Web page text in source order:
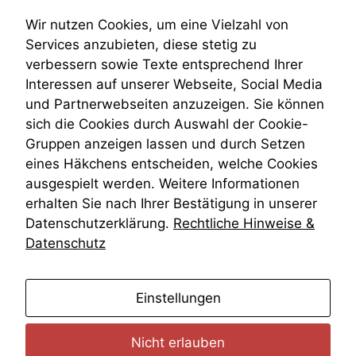
Teilungsklage
Venezuela
VRK
Wiederherstellungsanordnung
Zivilprozessordnung
ZPO
Zustellfiktion
Zuständigkeit
Öffentliches Personalrecht
Öffentlichkeitsprinzip
Wir nutzen Cookies, um eine Vielzahl von
Services anzubieten, diese stetig zu
verbessern sowie Texte entsprechend Ihrer
Interessen auf unserer Webseite, Social Media
und Partnerwebseiten anzuzeigen. Sie können
sich die Cookies durch Auswahl der Cookie-
Gruppen anzeigen lassen und durch Setzen
eines Häkchens entscheiden, welche Cookies
ausgespielt werden. Weitere Informationen
erhalten Sie nach Ihrer Bestätigung in unserer
Datenschutzerklärung. Rechtliche Hinweise &
Datenschutz
Einstellungen
Nicht erlauben
Daten auf.
Funktionalität
Einige
Funktionen auf
dieser Website
sind optional.
Wenn Sie
diese Option
deaktivieren,
kann die
Website nicht
Marketing
anonyme Daten ab,